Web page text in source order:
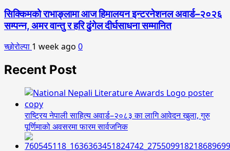
सिक्किमको राभाङ्लामा आज हिमालयन इन्टरनेशनल अवार्ड–२०२६
सम्पन्न, अमर वान्तु र हरि ढुंगेल दीर्घसाधना सम्मानित
च्छोरोल्पा 1 week ago 0
Recent Post
राष्ट्रिय नेपाली साहित्य अवार्ड–२०८३ का लागि आवेदन खुला, गुरु
पूर्णिमाको अवसरमा फारम सार्वजनिक